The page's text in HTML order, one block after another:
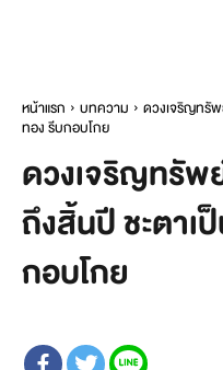
หน้าแรก บทความ
ดวงเจริญทรัพ
ทอง รีบกอบโกย
ดวงเจริญทรัพ
ถึงสิ้นปี ชะตาเ
กอบโกย